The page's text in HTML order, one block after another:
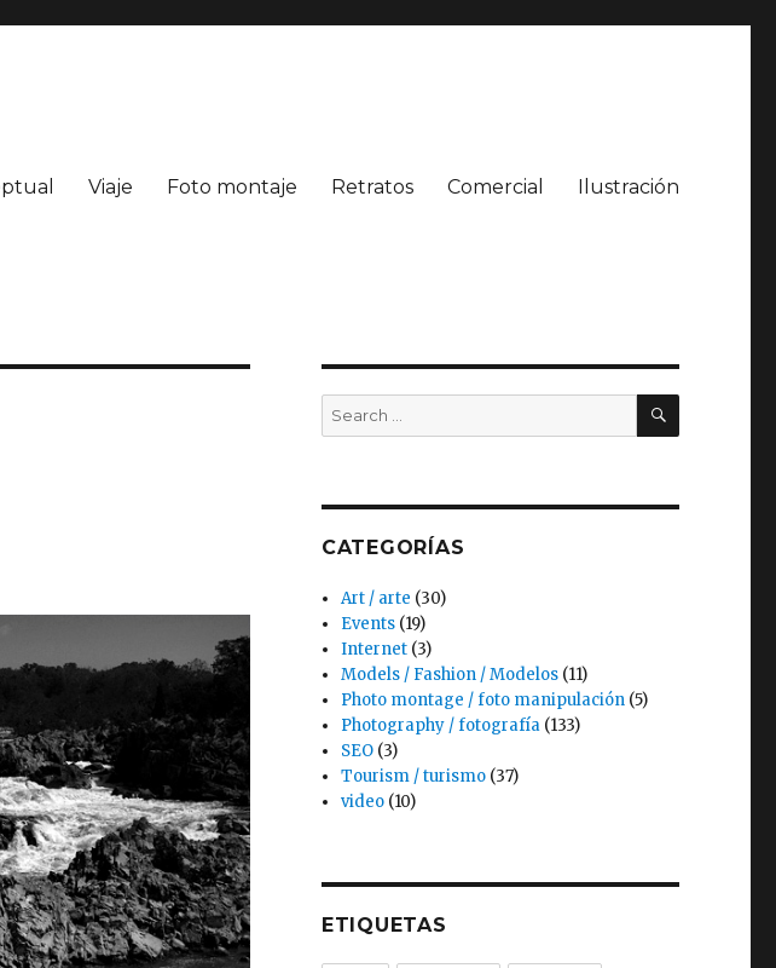
Viaje Foto montaje Retratos Comercial Ilustración
Search
for:
SEARCH
CATEGORÍAS
Art / arte (30)
Events (19)
Internet (3)
Models / Fashion / Modelos (11)
Photo montage / foto manipulación (5)
Photography / fotografía (133)
SEO (3)
Tourism / turismo (37)
video (10)
ETIQUETAS